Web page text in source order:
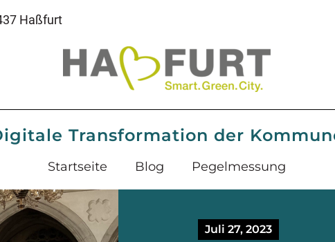
Haßfurt
Transformation der
Startseite Blog Pegelmessung
Juli 27, 2023